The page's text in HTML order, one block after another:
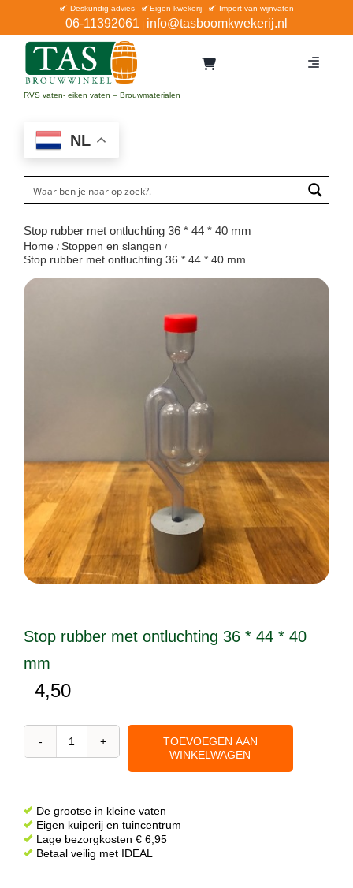
inhoud
06-11392061 info@tasboomkwekerij.nl
Deskundig advies Eigen kwekerij Import van wijnvaten
Toggle
Home
Catalogus
Aanbiedingen
Winkel Waddinxveen
RVS vaten- eiken vaten – Brouwmaterialen
NL
Stop rubber met ontluchting 36 * 44 * 40 mm
Home
Stoppen en slangen
Stop rubber met ontluchting 36 * 44 * 40 mm
Stop rubber met ontluchting 36 * 44 * 40
mm
4,50
Stop
ontluchting
36
*
TOEVOEGEN AAN
WINKELWAGEN
De grootse in kleine vaten
Eigen kuiperij en tuincentrum
Lage bezorgkosten € 6,95
Betaal veilig met IDEAL